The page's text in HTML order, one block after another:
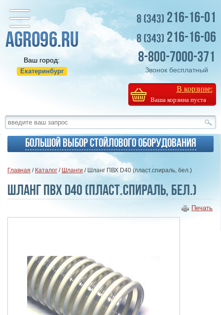
Ваш город:
Екатеринбург
8 (343) 216-16-01
8 (343) 216-16-06
8-800-7000-371
Звонок бесплатный
В корзине:
Ваша корзина пуста
Большой выбор стойлового оборудования
Главная / Каталог / Шланги / Шланг ПВХ D40 (пласт.спираль, бел.)
Шланг ПВХ D40 (пласт.спираль, бел.)
Печать